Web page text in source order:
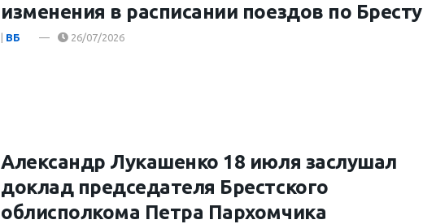
изменения в расписании поездов по Бресту
ВБ 26/07/2026
Александр Лукашенко 18 июля заслушал
доклад председателя Брестского
облисполкома Петра Пархомчика